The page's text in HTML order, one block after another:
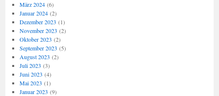
März 2024(6)
Januar 2024(2)
Dezember 2023 (1)
November 2023 (2)
Oktober 2023 (2)
September 2023 (5)
August 2023 (2)
Juli 2023 (3)
Juni 2023 (4)
Mai 2023 (1)
Januar 2023 (9)